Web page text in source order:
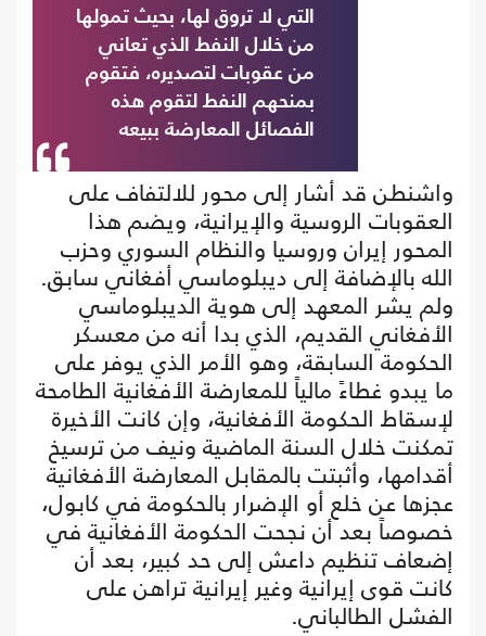
التي لا تروق لها، بحيث تمولها
من خلال النفط الذي تعاني
من عقوبات لتصديره، فتقوم
بمنحهم النفط لتقوم هذه
الفصائل المعارضة ببيعه
واشنطن قد أشار إلى محور للالتفاف على
العقوبات الروسية والإيرانية، ويضم هذا
المحور إيران وروسيا والنظام السوري وحزب
الله بالإضافة إلى ديبلوماسي أفغاني سابق.
ولم يشر المعهد إلى هوية الديبلوماسي
الأفغاني القديم، الذي بدا أنه من معسكر
الحكومة السابقة، وهو الأمر الذي يوفر على
ما يبدو غطاءً مالياً للمعارضة الأفغانية الطامحة
لإسقاط الحكومة الأفغانية، وإن كانت الأخيرة
تمكنت خلال السنة الماضية ونيف من ترسيخ
أقدامها، وأثبتت بالمقابل المعارضة الأفغانية
عجزها عن خلع أو الإضرار بالحكومة في كابول،
خصوصاً بعد أن نجحت الحكومة الأفغانية في
إضعاف تنظيم داعش إلى حد كبير، بعد أن
كانت قوى إيرانية وغير إيرانية تراهن على
الفشل الطالباني.